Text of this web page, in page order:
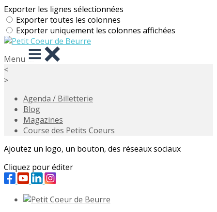
Exporter les lignes sélectionnées
Exporter toutes les colonnes
Exporter uniquement les colonnes affichées
Menu
<
>
Agenda / Billetterie
Blog
Magazines
Course des Petits Coeurs
Ajoutez un logo, un bouton, des réseaux sociaux
Cliquez pour éditer